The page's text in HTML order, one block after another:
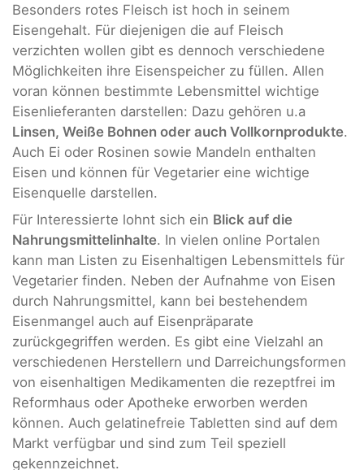
Besonders rotes Fleisch ist hoch in seinem
Eisengehalt. Für diejenigen die auf Fleisch
verzichten wollen gibt es dennoch verschiedene
Möglichkeiten ihre Eisenspeicher zu füllen. Allen
voran können bestimmte Lebensmittel wichtige
Eisenlieferanten darstellen: Dazu gehören u.a
Linsen, Weiße Bohnen oder auch Vollkornprodukte.
Auch Ei oder Rosinen sowie Mandeln enthalten
Eisen und können für Vegetarier eine wichtige
Eisenquelle darstellen.
Für Interessierte lohnt sich ein Blick auf die
Nahrungsmittelinhalte. In vielen online Portalen
kann man Listen zu Eisenhaltigen Lebensmittels für
Vegetarier finden. Neben der Aufnahme von Eisen
durch Nahrungsmittel, kann bei bestehendem
Eisenmangel auch auf Eisenpräparate
zurückgegriffen werden. Es gibt eine Vielzahl an
verschiedenen Herstellern und Darreichungsformen
von eisenhaltigen Medikamenten die rezeptfrei im
Reformhaus oder Apotheke erworben werden
können. Auch gelatinefreie Tabletten sind auf dem
Markt verfügbar und sind zum Teil speziell
gekennzeichnet.